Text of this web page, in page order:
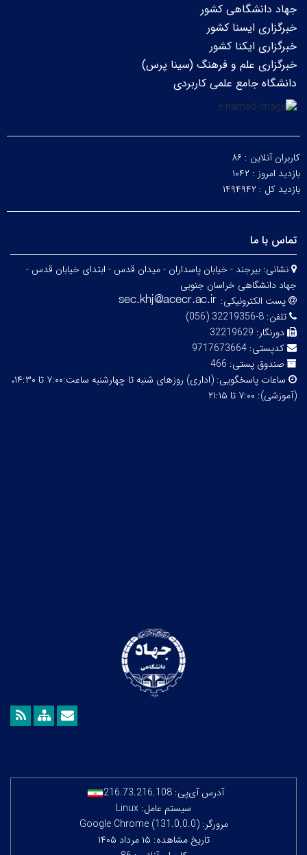
جهاد دانشگاهی کشور
خبرگزاری ایسنا کشور
خبرگزاری ایکنا کشور
خبرگزاری علم و فرهنگ (سینا پرس)
دانشگاه جامع علمی کاربردی
کاربران آنلاین : ۸۶
بازدید امروز : ۱۰۴۲
بازدید کل : ۱۴۹۴۹۴۲
تماس با ما
نشانی: بیرجند - خیابان پاسداران - میدان قدس - ابتدای خیابان قدس -
جهاد دانشگاهی خراسان جنوبی
پست الکترونیکی:
تلفن: 8-32219356 (056)
دورنگار: 32219629
کدپستی: 9717673664
صندوق پستی: 466
ساعات پاسخگویی:
(اداری) روزهای شنبه تا چهارشنبه ساعت:۷:۰۰ تا ۱۴:۳۰،
(آموزشی): ۷:۰۰ تا ۲۱:۱۵
آدرس آی‌پی: 216.73.216.108
سیستم عامل: Linux
مرورگر: Google Chrome (131.0.0.0)
تاریخ مشاهده: ۱۵ مرداد ۱۴۰۵